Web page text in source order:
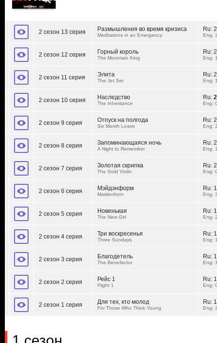
2 сезон 13 серия Размышления во время кризиса
Meditations in an Emergency
Ru:
Eng:
2 сезон 12 серия Горный король
The Mountain King
Ru:
Eng:
2 сезон 11 серия Элита
The Jet Set
Ru:
Eng:
2 сезон 10 серия Наследство
The Inheritance
Ru:
Eng:
2 сезон 9 серия Отпуск на полгода
Six Month Leave
Ru:
Eng:
2 сезон 8 серия Запоминающаяся ночь
A Night to Remember
Ru:
Eng:
2 сезон 7 серия Золотая скрипка
The Gold Violin
Ru:
Eng:
2 сезон 6 серия Мэйдэнформ
Maidenform
Ru:
Eng:
2 сезон 5 серия Новенькая
The New Girl
Ru:
Eng:
2 сезон 4 серия Три воскресенья
Three Sundays
Ru:
Eng:
2 сезон 3 серия Благодетель
The Benefactor
Ru:
Eng:
2 сезон 2 серия Рейс 1
Flight 1
Ru:
Eng:
2 сезон 1 серия Для тех, кто молод
For Those Who Think Young
Ru:
Eng: